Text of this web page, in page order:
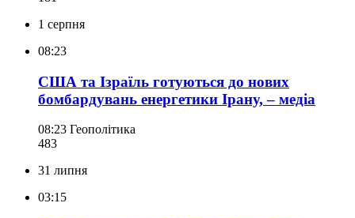
1 серпня
08:23
США та Ізраїль готуються до нових
бомбардувань енергетики Ірану, – медіа
08:23 Геополітика
483
31 липня
03:15